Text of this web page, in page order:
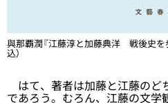
與那覇潤『江藤淳と加藤典洋 戦後史を
込）
はて、著者は加藤と江藤のど
であろう。むろん、江藤の文学